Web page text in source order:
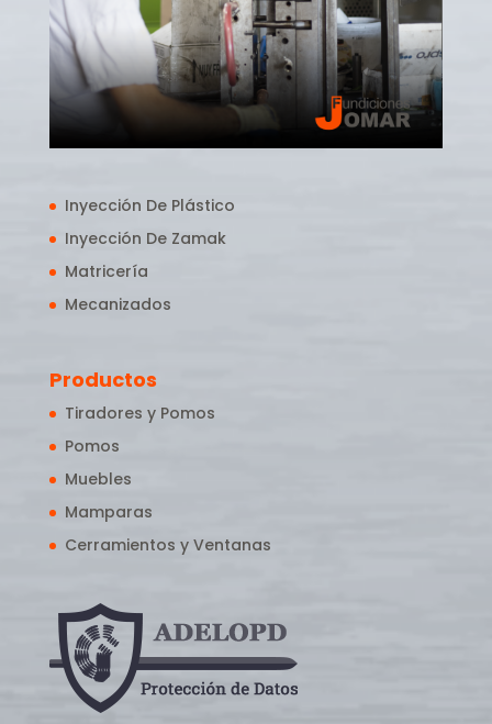
Inyección De Plástico
Inyección De Zamak
Matricería
Mecanizados
Productos
Tiradores y Pomos
Pomos
Muebles
Mamparas
Cerramientos y Ventanas